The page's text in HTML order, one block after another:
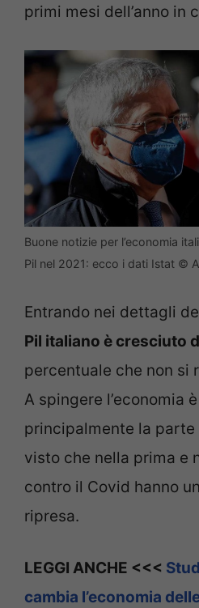
primi mesi dell’anno in
Buone notizie per l’economia
Pil nel 2021: ecco i dati Istat ©
Entrando nei dettagli
Pil italiano è cresciuto
percentuale che non si
A spingere l’economia
principalmente la parte
visto che nella prima e
contro il Covid hanno
ripresa.
LEGGI ANCHE <<<
cambia l’economia